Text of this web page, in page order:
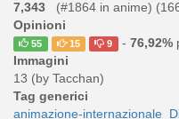
7,343
(#1864 in anime) (
Opinioni
55 15 9 - 76,92%
Immagini
13 (by Tacchan)
Tag generici
animazione-internazionale